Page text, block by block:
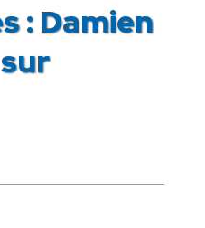
: Damien